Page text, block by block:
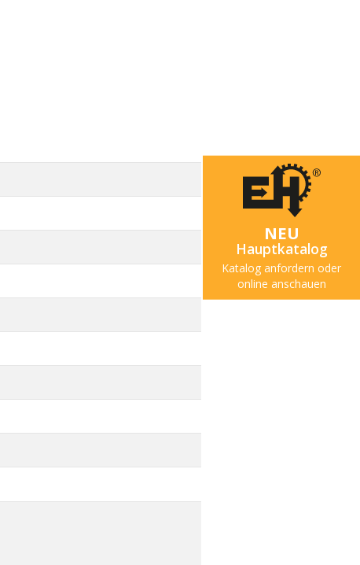
NEU
Hauptkatalog
Katalog anfordern oder
online anschauen